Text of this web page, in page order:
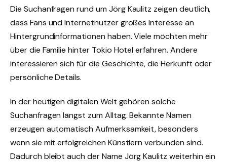
Die Suchanfragen rund um Jörg Kaulitz zeigen deutlich,
dass Fans und Internetnutzer großes Interesse an
Hintergrundinformationen haben. Viele möchten mehr
über die Familie hinter Tokio Hotel erfahren. Andere
interessieren sich für die Geschichte, die Herkunft oder
persönliche Details.
In der heutigen digitalen Welt gehören solche
Suchanfragen längst zum Alltag. Bekannte Namen
erzeugen automatisch Aufmerksamkeit, besonders
wenn sie mit erfolgreichen Künstlern verbunden sind.
Dadurch bleibt auch der Name Jörg Kaulitz weiterhin ein